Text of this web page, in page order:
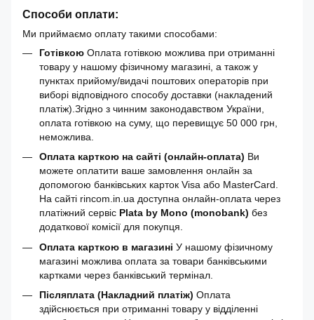
Способи оплати:
Ми приймаємо оплату такими способами:
Готівкою Оплата готівкою можлива при отриманні
товару у нашому фізичному магазині, а також у
пунктах прийому/видачі поштових операторів при
виборі відповідного способу доставки (накладений
платіж).Згідно з чинним законодавством України,
оплата готівкою на суму, що перевищує 50 000 грн,
неможлива.
Оплата карткою на сайті (онлайн-оплата) Ви
можете оплатити ваше замовлення онлайн за
допомогою банківських карток Visa або MasterCard.
На сайті rincom.in.ua доступна онлайн-оплата через
платіжний сервіс Plata by Mono (monobank) без
додаткової комісії для покупця.
Оплата карткою в магазині У нашому фізичному
магазині можлива оплата за товари банківськими
картками через банківський термінал.
Післяплата (Накладний платіж) Оплата
здійснюється при отриманні товару у відділенні